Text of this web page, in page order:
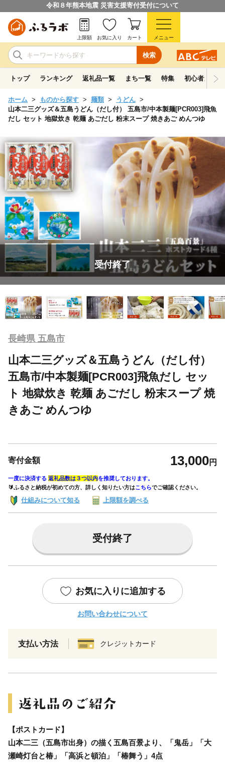
令和８年熊本地震 災害支援寄付受付について
検索
上限額 お気に入り カート メニュー
トップ ランキング 返礼品一覧 まち一覧 特集 初心者ガイド
ホーム ものから探す 麺類
うどん
山本二三グッズ＆五島うどん（だし付） 五島市/中本製麺[PCR003]飛魚
だし セット 地獄炊き 乾麺 あごだし 粉末スープ 焼きあご めんつゆ
受付終了
長崎県 五島市
山本二三グッズ＆五島うどん（だし付）
五島市/中本製麺[PCR003]飛魚だし セッ
ト 地獄炊き 乾麺 あごだし 粉末スープ 焼
きあご めんつゆ
寄付金額 13,000円
一度に決済する 返礼品数は３つ以内を推奨しております。
🔰ふるさと納税が初めての方、詳しく知りたい方はこちらでご確認ください。
仕組みについて知る 上限額を調べる
受付終了
お気に入りに追加する
お問い合わせについて
支払い方法 クレジットカード
【ポストカード】
山本二三（五島市出身）の描く五島百景より、「鬼岳」「大
瀬崎灯台と椿」「高浜と頓泊」「椿舞う」4点